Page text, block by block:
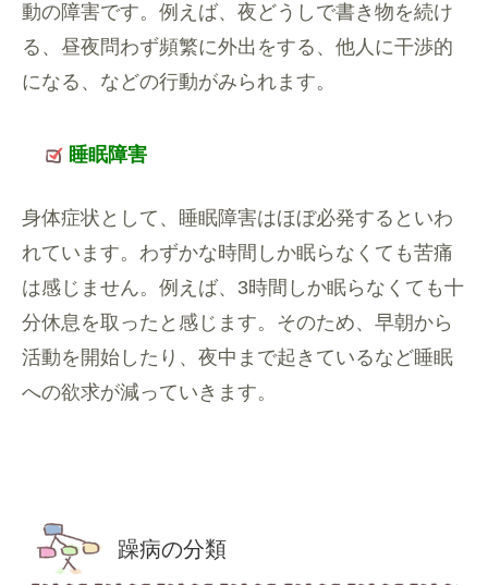
動の障害です。例えば、夜どうしで書き物を続け
る、昼夜問わず頻繁に外出をする、他人に干渉的
になる、などの行動がみられます。
睡眠障害
身体症状として、睡眠障害はほぼ必発するといわ
れています。わずかな時間しか眠らなくても苦痛
は感じません。例えば、3時間しか眠らなくても十
分休息を取ったと感じます。そのため、早朝から
活動を開始したり、夜中まで起きているなど睡眠
への欲求が減っていきます。
躁病の分類